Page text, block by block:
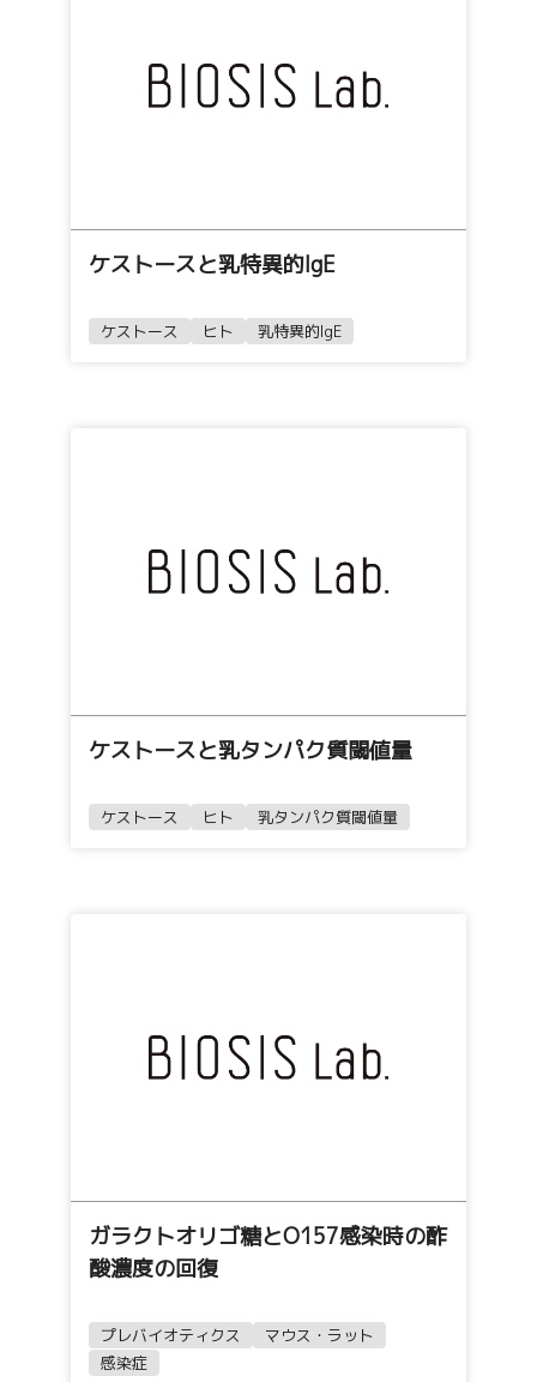
ケストースと乳特異的IgE
ケストース ヒト 乳特異的IgE
ケストースと乳タンパク質閾値量
ケストース ヒト 乳タンパク質閾値量
ガラクトオリゴ糖とO157感染時の酢
酸濃度の回復
プレバイオティクス
マウス・ラット
感染症